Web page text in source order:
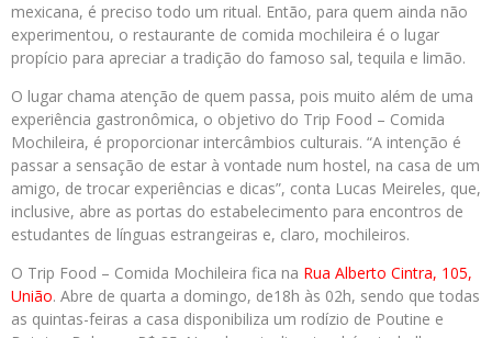
mexicana, é preciso todo um ritual. Então, para quem ainda não
experimentou, o restaurante de comida mochileira é o lugar
propício para apreciar a tradição do famoso sal, tequila e limão.
O lugar chama atenção de quem passa, pois muito além de uma
experiência gastronômica, o objetivo do Trip Food – Comida
Mochileira, é proporcionar intercâmbios culturais. “A intenção é
passar a sensação de estar à vontade num hostel, na casa de um
amigo, de trocar experiências e dicas”, conta Lucas Meireles, que,
inclusive, abre as portas do estabelecimento para encontros de
estudantes de línguas estrangeiras e, claro, mochileiros.
O Trip Food – Comida Mochileira fica na Rua Alberto Cintra, 105,
União. Abre de quarta a domingo, de18h às 02h, sendo que todas
as quintas-feiras a casa disponibiliza um rodízio de Poutine e